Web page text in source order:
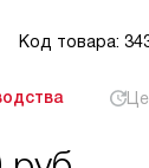
Код товара: